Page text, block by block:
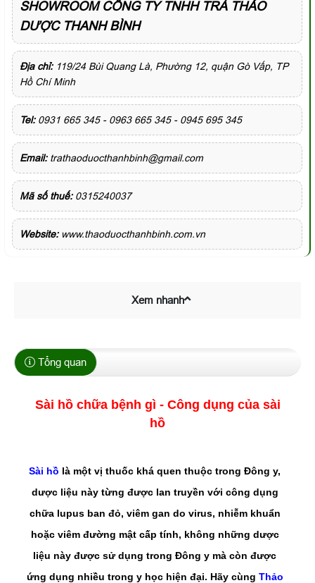
SHOWROOM CÔNG TY TNHH TRÀ THẢO
DƯỢC THANH BÌNH
Địa chỉ: 119/24 Bùi Quang Là, Phường 12, quận Gò Vấp, TP
Hồ Chí Minh
Tel:0931 665 345 - 0963 665 345 - 0945 695 345
Email:trathaoduocthanhbinh@gmail.com
Mã số thuế: 0315240037
Website:www.thaoduocthanhbinh.com.vn
Xem nhanh
Tổng quan
Sài hồ chữa bệnh gì - Công dụng của sài
hồ
Sài hồ là một vị thuốc khá quen thuộc trong Đông y,
dược liệu này từng được lan truyền với công dụng
chữa lupus ban đỏ, viêm gan do virus, nhiễm khuẩn
hoặc viêm đường mật cấp tính, không những dược
liệu này được sử dụng trong Đông y mà còn được
ứng dụng nhiều trong y học hiện đại. Hãy cùng Thảo